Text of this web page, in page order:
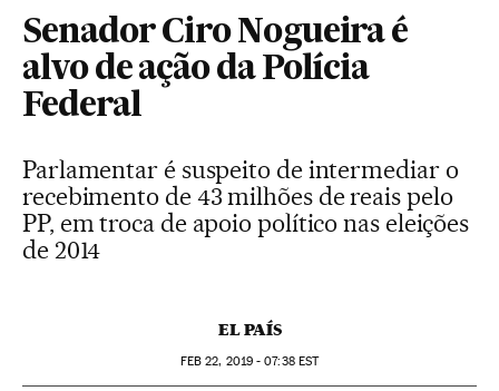
Senador Ciro Nogueira é
alvo de ação da Polícia
Federal
Parlamentar é suspeito de intermediar o
recebimento de 43 milhões de reais pelo
PP, em troca de apoio político nas eleições
de 2014
EL PAÍS
FEB 22, 2019 - 07:38EST